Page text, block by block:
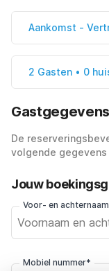
Aankomst -
2 Gasten • 0
Gastgegevens
De
volgende gegevens
Jouw
Voor- en
Mobiel nummer*